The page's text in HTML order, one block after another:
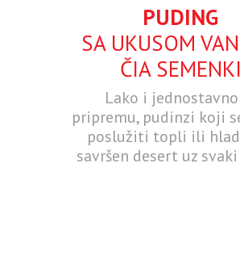
PUDING
SA UKUSOM
ČIA SEMENKI
Lako i jednostavno
pripremu, pudinzi koji
poslužiti topli ili
savršen desert uz